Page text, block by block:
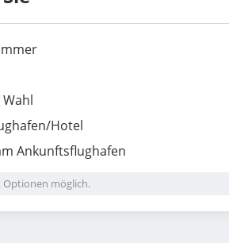
Hotel
Ankunftsflughafen
Optionen möglich.